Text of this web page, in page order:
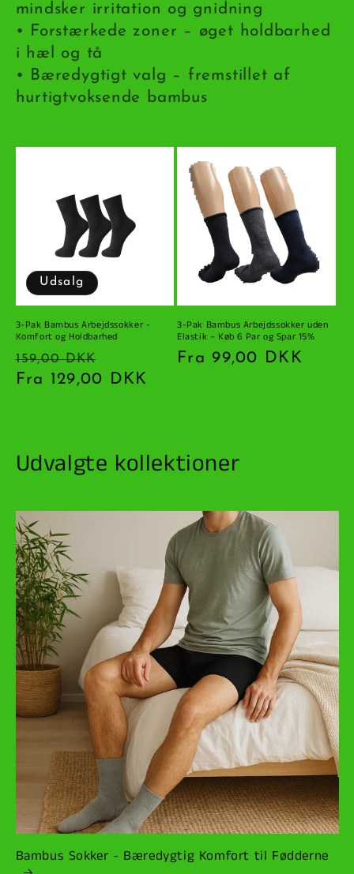
mindsker irritation og gnidning
• Forstærkede zoner – øget holdbarhed
i hæl og tå
• Bæredygtigt valg – fremstillet af
hurtigtvoksende bambus
Udsalg
3-Pak Bambus Arbejdssokker -
Komfort og Holdbarhed
Normalpris
159,00 DKK
Udsalgspris
Fra 129,00 DKK
3-Pak Bambus Arbejdssokker uden
Elastik – Køb 6 Par og Spar 15%
Normalpris
Fra 99,00 DKK
Udvalgte kollektioner
Bambus Sokker - Bæredygtig Komfort til Fødderne